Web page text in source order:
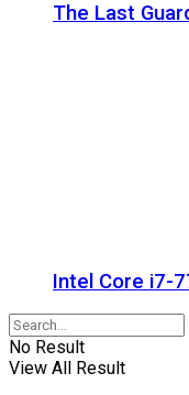
The Last
Intel Core i7-
No Result
View All Result